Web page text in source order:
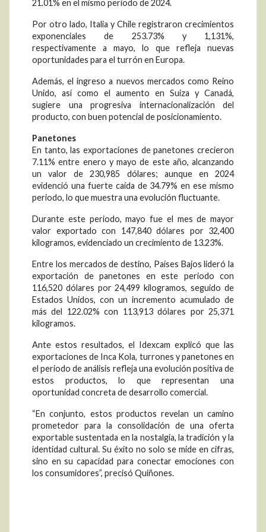
21.01% en el mismo periodo de 2024.
Por otro lado, Italia y Chile registraron crecimientos
exponenciales de 253.73% y 1,131%,
respectivamente a mayo, lo que refleja nuevas
oportunidades para el turrón en Europa.
Además, el ingreso a nuevos mercados como Reino
Unido, así como el aumento en Suiza y Canadá,
sugiere una progresiva internacionalización del
producto, con buen potencial de posicionamiento.
Panetones
En tanto, las exportaciones de panetones crecieron
7.11% entre enero y mayo de este año, alcanzando
un valor de 230,985 dólares; aunque en 2024
evidenció una fuerte caída de 34.79% en ese mismo
periodo, lo que muestra una evolución fluctuante.
Durante este periodo, mayo fue el mes de mayor
valor exportado con 147,840 dólares por 32,400
kilogramos, evidenciado un crecimiento de 13.23%.
Entre los mercados de destino, Países Bajos lideró la
exportación de panetones en este periodo con
116,520 dólares por 24,499 kilogramos, seguido de
Estados Unidos, con un incremento acumulado de
más del 122.02% con 113,913 dólares por 25,371
kilogramos.
Ante estos resultados, el Idexcam explicó que las
exportaciones de Inca Kola, turrones y panetones en
el periodo de análisis refleja una evolución positiva de
estos productos, lo que representan una
oportunidad concreta de desarrollo comercial.
“En conjunto, estos productos revelan un camino
prometedor para la consolidación de una oferta
exportable sustentada en la nostalgia, la tradición y la
identidad cultural. Su éxito no solo se mide en cifras,
sino en su capacidad para conectar emociones con
los consumidores”, precisó Quiñones.